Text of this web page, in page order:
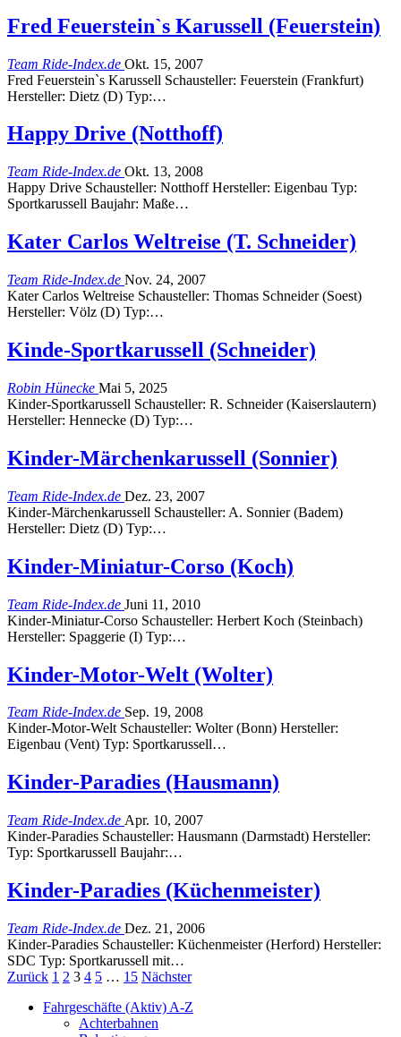
Fred Feuerstein`s Karussell (Feuerstein)
Team Ride-Index.de Okt. 15, 2007
Fred Feuerstein`s Karussell Schausteller: Feuerstein (Frankfurt)
Hersteller: Dietz (D) Typ:…
Happy Drive (Notthoff)
Team Ride-Index.de Okt. 13, 2008
Happy Drive Schausteller: Notthoff Hersteller: Eigenbau Typ:
Sportkarussell Baujahr: Maße…
Kater Carlos Weltreise (T. Schneider)
Team Ride-Index.de Nov. 24, 2007
Kater Carlos Weltreise Schausteller: Thomas Schneider (Soest)
Hersteller: Völz (D) Typ:…
Kinde-Sportkarussell (Schneider)
Robin Hünecke Mai 5, 2025
Kinder-Sportkarussell Schausteller: R. Schneider (Kaiserslautern)
Hersteller: Hennecke (D) Typ:…
Kinder-Märchenkarussell (Sonnier)
Team Ride-Index.de Dez. 23, 2007
Kinder-Märchenkarussell Schausteller: A. Sonnier (Badem)
Hersteller: Dietz (D) Typ:…
Kinder-Miniatur-Corso (Koch)
Team Ride-Index.de Juni 11, 2010
Kinder-Miniatur-Corso Schausteller: Herbert Koch (Steinbach)
Hersteller: Spaggerie (I) Typ:…
Kinder-Motor-Welt (Wolter)
Team Ride-Index.de Sep. 19, 2008
Kinder-Motor-Welt Schausteller: Wolter (Bonn) Hersteller:
Eigenbau (Vent) Typ: Sportkarussell…
Kinder-Paradies (Hausmann)
Team Ride-Index.de Apr. 10, 2007
Kinder-Paradies Schausteller: Hausmann (Darmstadt) Hersteller:
Typ: Sportkarussell Baujahr:…
Kinder-Paradies (Küchenmeister)
Team Ride-Index.de Dez. 21, 2006
Kinder-Paradies Schausteller: Küchenmeister (Herford) Hersteller:
SDC Typ: Sportkarussell mit…
Zurück 1 2 3 4 5 … 15 Nächster
Fahrgeschäfte (Aktiv) A-Z
Achterbahnen